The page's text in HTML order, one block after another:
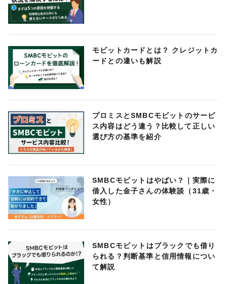
モビットカードとは？ クレジットカ
ードとの違いも解説
プロミスとSMBCモビットのサービ
ス内容はどう違う？比較して正しい
選び方の基準を紹介
SMBCモビットはやばい？｜実際に
借入した金子さんの体験談（31歳・
女性）
SMBCモビットはブラックでも借り
られる？判断基準と信用情報につい
て解説